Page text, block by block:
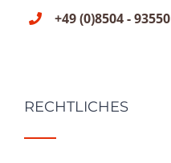
+49 (0)8504 - 93550
RECHTLICHES